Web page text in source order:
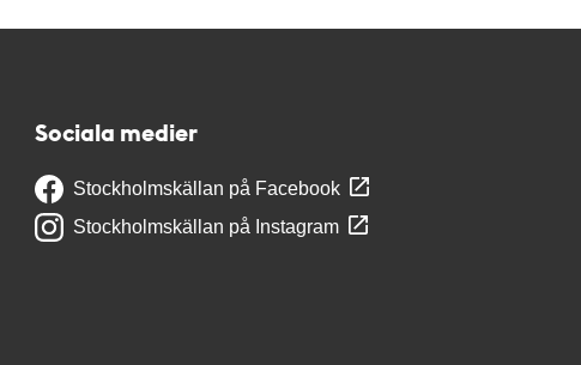
Sociala medier
Stockholmskällan på Facebook
Stockholmskällan på Instagram